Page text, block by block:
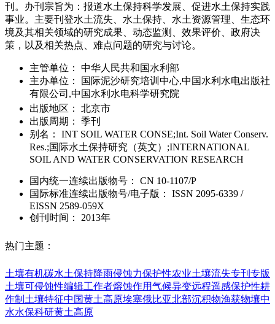
刊。办刊宗旨为：报道水土保持科学发展、促进水土保持实践
事业。主要刊登水土流失、水土保持、水土资源管理、生态环
境及其相关领域的研究成果、动态监测、效果评价、政府决
策，以及相关热点、难点问题的研究与讨论。
主管单位：
中华人民共和国水利部
主办单位：
国际泥沙研究培训中心,中国水利水电出版社
有限公司,中国水利水电科学研究院
出版地区：
北京市
出版周期：
季刊
别名：
INT SOIL WATER CONSE;Int. Soil Water Conserv.
Res.;国际水土保持研究（英文）;INTERNATIONAL
SOIL AND WATER CONSERVATION RESEARCH
国内统一连续出版物号： CN 10-1107/P
国际标准连续出版物号/电子版 ： ISSN 2095-6339 /
EISSN 2589-059X
创刊时间：
2013年
热门主题：
土壤有机碳水土保持降雨侵蚀力保护性农业土壤流失专刊专版
土壤可侵蚀性编辑工作者熔蚀作用气候异变远程遥感保护性耕
作制 土壤特征中国黄土高原埃塞俄比亚北部沉积物渔获物壤中
水水保科研黄土高原